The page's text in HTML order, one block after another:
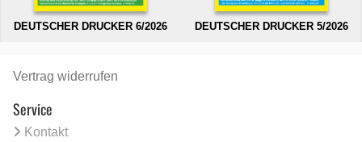
DEUTSCHER DRUCKER 6/2026 DEUTSCHER DRUCKER 5/2026
Vertrag widerrufen
Service
Kontakt